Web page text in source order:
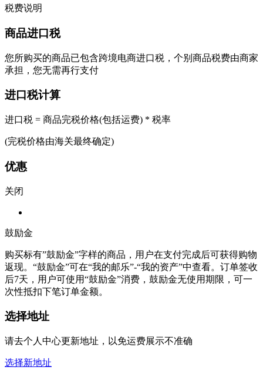
税费说明
商品进口税
您所购买的商品已包含跨境电商进口税，个别商品税费由商家
承担，您无需再行支付
进口税计算
进口税 = 商品完税价格(包括运费) * 税率
(完税价格由海关最终确定)
优惠
关闭
鼓励金
购买标有”鼓励金”字样的商品，用户在支付完成后可获得购物
返现。“鼓励金”可在“我的邮乐”-“我的资产”中查看。订单签收
后7天，用户可使用“鼓励金”消费，鼓励金无使用期限，可一
次性抵扣下笔订单金额。
选择地址
请去个人中心更新地址，以免运费展示不准确
选择新地址